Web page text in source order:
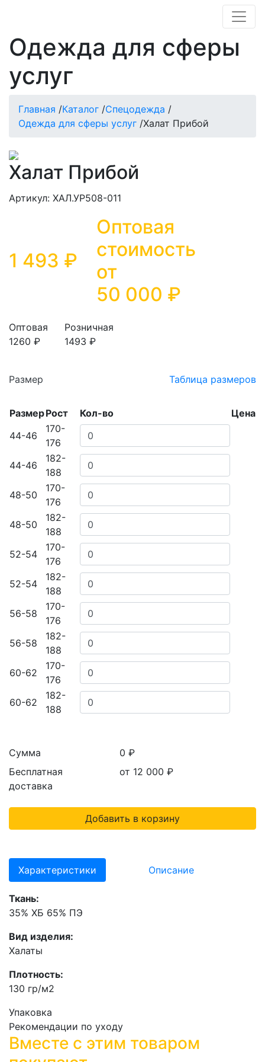
Одежда для сферы
услуг
Главная /Каталог /Спецодежда /
Одежда для сферы услуг /Халат Прибой
Халат Прибой
Артикул: ХАЛ.УР508-011
1 493 ₽
Оптовая
стоимость
от
50 000 ₽
Оптовая
1260 ₽
Розничная
1493 ₽
Размер Таблица размеров
РазмерРост Кол-во
Цена
44-46
170-
176
44-46
182-
188
48-50
170-
176
48-50
182-
188
52-54
170-
176
52-54
182-
188
56-58
170-
176
56-58
182-
188
60-62
170-
176
60-62
182-
188
Сумма
Бесплатная
доставка
0 ₽
от 12 000 ₽
Добавить в корзину
Характеристики Описание
Ткань:
35% ХБ 65% ПЭ
Вид изделия:
Халаты
Плотность:
130 гр/м2
Упаковка
Рекомендации по уходу
Вместе с этим товаром